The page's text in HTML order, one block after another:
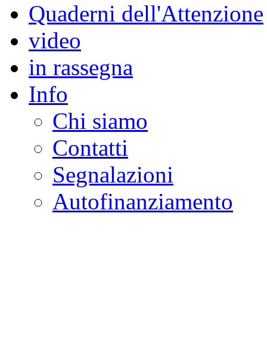
Quaderni dell'Attenzione
video
in rassegna
Info
Chi siamo
Contatti
Segnalazioni
Autofinanziamento